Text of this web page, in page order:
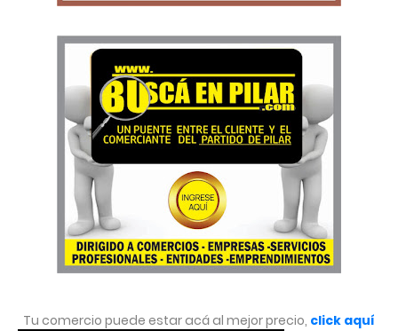
Tu comercio puede estar acá al mejor precio, click aquí